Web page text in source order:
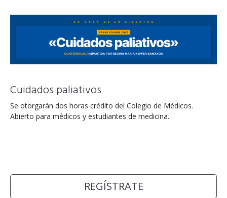
Cuidados paliativos
Se otorgarán dos horas crédito del Colegio de Médicos.
Abierto para médicos y estudiantes de medicina.
REGÍSTRATE